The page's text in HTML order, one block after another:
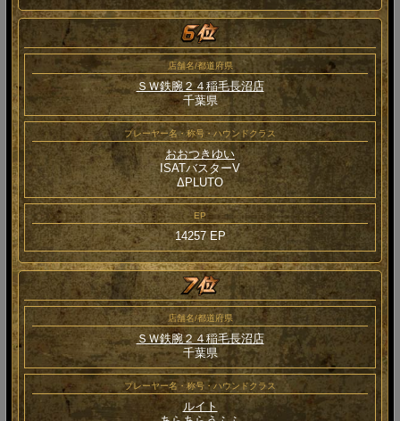
店舗名/都道府県
ＳＷ鉄腕２４稲毛長沼店
千葉県
プレーヤー名・称号・ハウンドクラス
おおつきゆい
ISATバスターV
ΔPLUTO
EP
14257 EP
店舗名/都道府県
ＳＷ鉄腕２４稲毛長沼店
千葉県
プレーヤー名・称号・ハウンドクラス
ルイト